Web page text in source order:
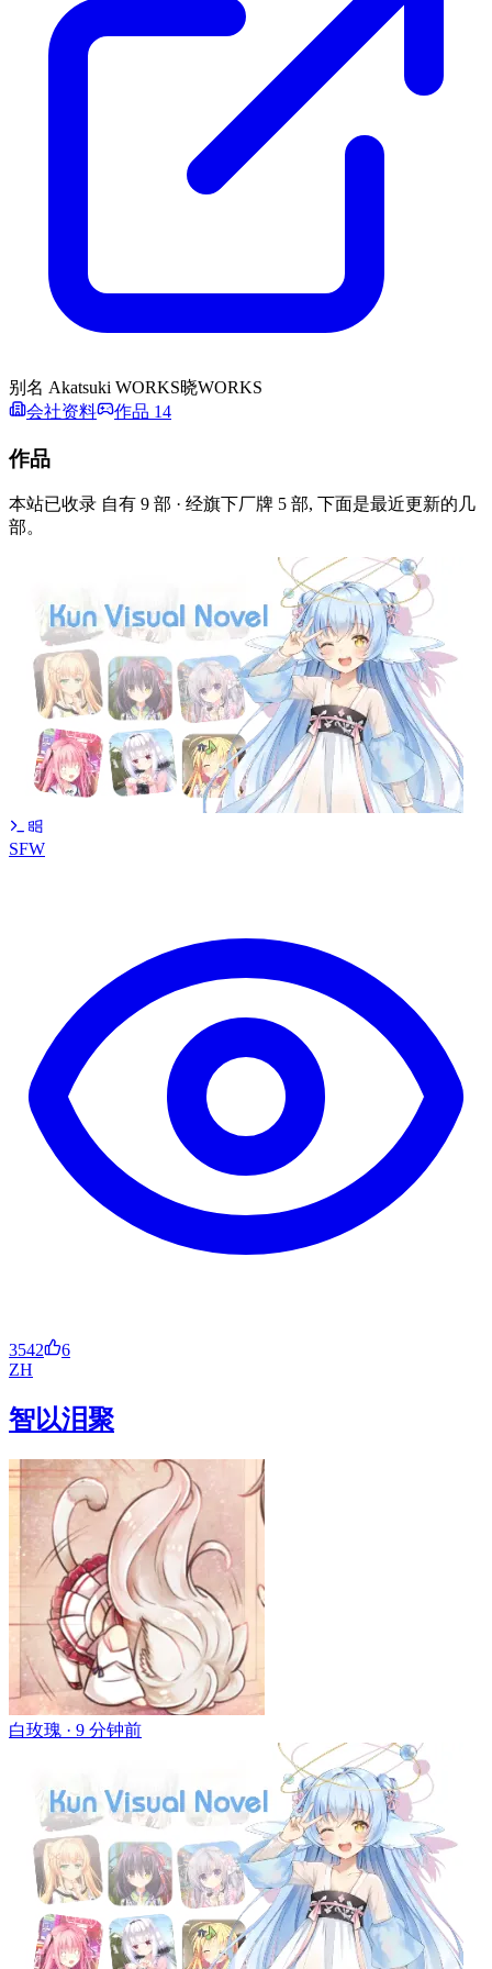
别名 Akatsuki WORKS晓WORKS
会社资料
作品 14
作品
本站已收录 自有 9 部 · 经旗下厂牌 5 部, 下面是最近更新的几
部。
SFW
3542
6
ZH
智以泪聚
白玫瑰 · 9 分钟前